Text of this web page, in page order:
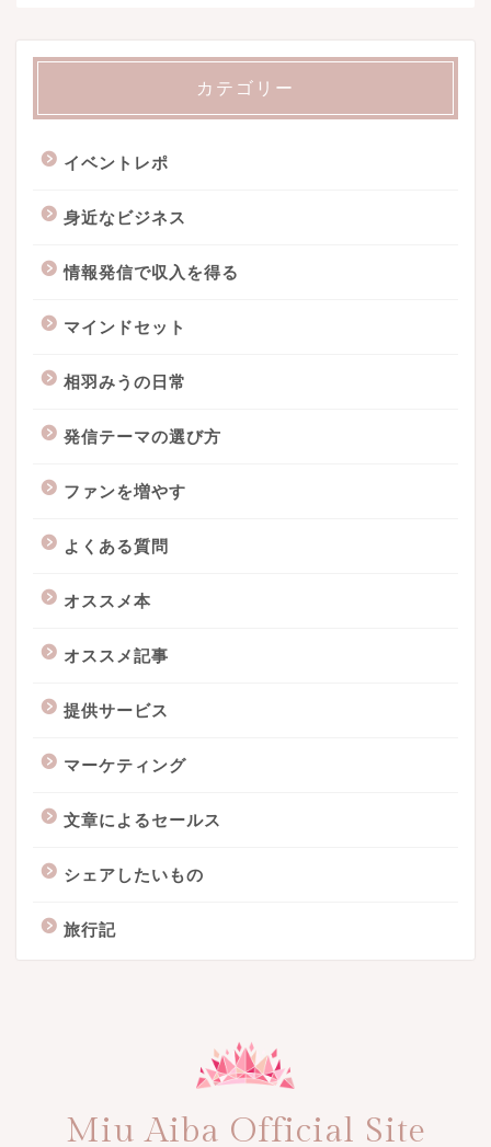
カテゴリー
イベントレポ
身近なビジネス
情報発信で収入を得る
マインドセット
相羽みうの日常
発信テーマの選び方
ファンを増やす
よくある質問
オススメ本
オススメ記事
提供サービス
マーケティング
文章によるセールス
シェアしたいもの
旅行記
Miu Aiba Official Site